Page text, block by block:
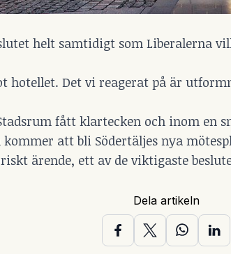
helt samtidigt som Liberalerna
hotellet. Det vi reagerat på är
fått klartecken och inom en
att bli Södertäljes nya
ärende, ett av de viktigaste
Dela artikeln